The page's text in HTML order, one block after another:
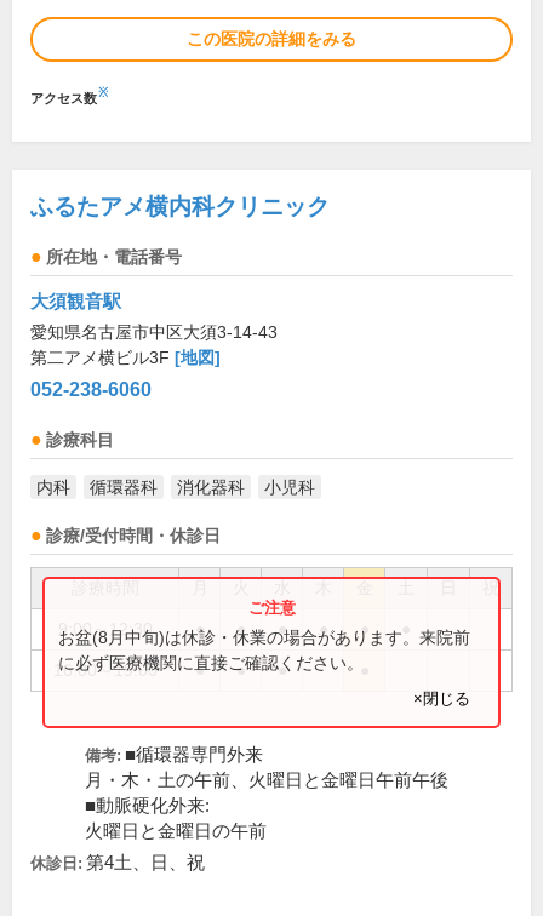
この医院の詳細をみる
アクセス数※
ふるたアメ横内科クリニック
所在地・電話番号
大須観音駅
愛知県名古屋市中区大須3-14-43
第二アメ横ビル3F [地図]
052-238-6060
診療科目
内科 循環器科 消化器科 小児科
診療/受付時間・休診日
祝
9:00～12:30 ● ● ● ● ●
16:00～19:00 ● ● ●
お盆(8月中旬)は休診・休業の場合があります。来院前
に必ず医療機関に直接ご確認ください。
×閉じる
備考: ■循環器専門外来
月・木・土の午前、火曜日と金曜日午前午後
■動脈硬化外来:
火曜日と金曜日の午前
休診日: 第4土、日、祝